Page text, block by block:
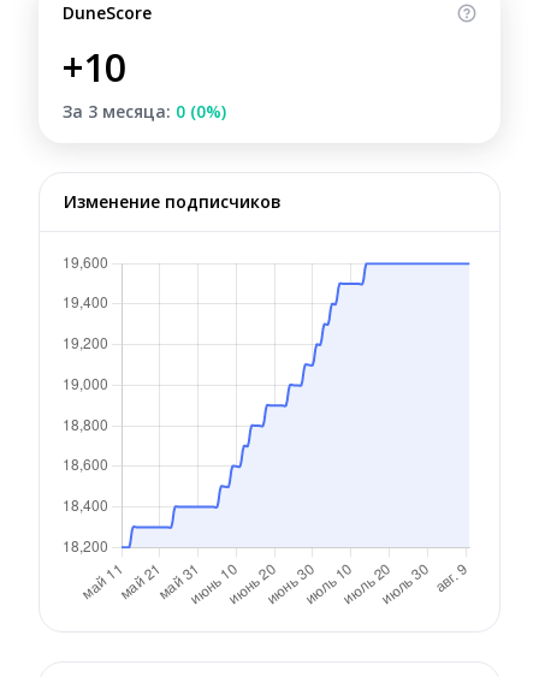
DuneScore
+10
За 3 месяца: 0 (0%)
Изменение подписчиков